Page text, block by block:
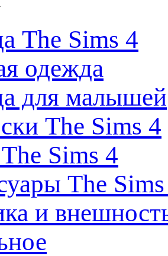
The Sims 4
одежда
для малышей
The Sims 4
Sims 4
The
и